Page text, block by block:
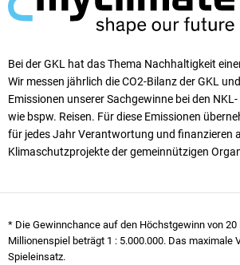
Bei der GKL hat das Thema Nachhaltigkeit
Wir messen jährlich die CO2-Bilanz der GKL
Emissionen unserer Sach­ge­winne bei den
wie bspw. Reisen. Für diese Emissionen
für jedes Jahr Verantwortung und finanzieren
Klimaschutzprojekte der gemeinnützigen
* Die Gewinnchance auf den Höchstgewinn von 20
Millionenspiel beträgt 1 : 5.000.000. Das maximale
Spieleinsatz.